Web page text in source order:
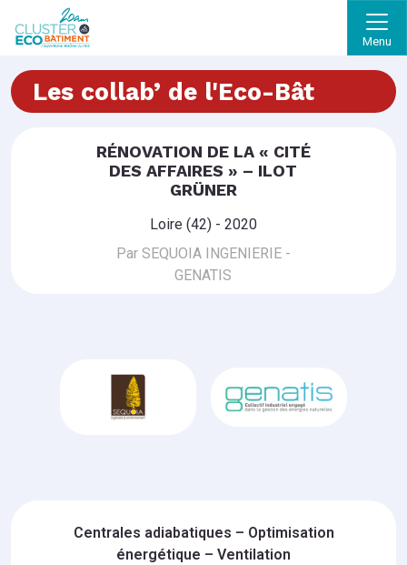
Menu
Les collab’ de l'Eco-Bât
RÉNOVATION DE LA « CITÉ
DES AFFAIRES » – ILOT
GRÜNER
Loire (42) - 2020
Par SEQUOIA INGENIERIE -
GENATIS
Centrales adiabatiques – Optimisation
énergétique – Ventilation